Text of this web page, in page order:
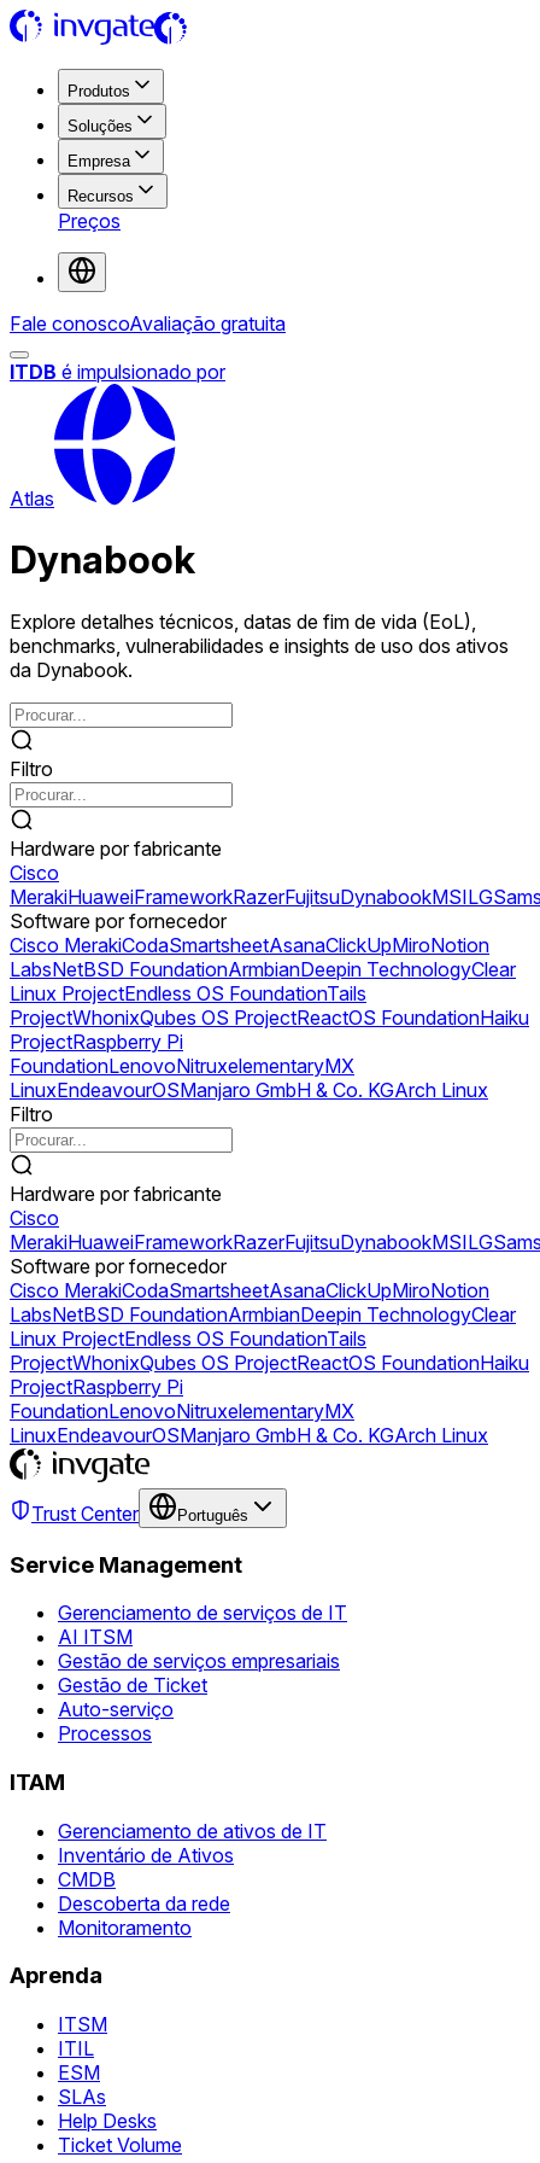
Produtos
Soluções
Empresa
Recursos
Preços
Fale conoscoAvaliação gratuita
ITDB é impulsionado por
Atlas
Dynabook
Explore detalhes técnicos, datas de fim de vida (EoL),
benchmarks, vulnerabilidades e insights de uso dos ativos
da Dynabook.
Filtro
Hardware por fabricante
Cisco
MerakiHuaweiFrameworkRazerFujitsuDynabookMSILG
Software por fornecedor
Cisco MerakiCodaSmartsheetAsanaClickUpMiroNotion
LabsNetBSD FoundationArmbianDeepin TechnologyClear
Linux ProjectEndless OS FoundationTails
ProjectWhonixQubes OS ProjectReactOS FoundationHaiku
ProjectRaspberry Pi
FoundationLenovoNitruxelementaryMX
LinuxEndeavourOSManjaro GmbH & Co. KGArch Linux
Filtro
Hardware por fabricante
Cisco
MerakiHuaweiFrameworkRazerFujitsuDynabookMSILG
Software por fornecedor
Cisco MerakiCodaSmartsheetAsanaClickUpMiroNotion
LabsNetBSD FoundationArmbianDeepin TechnologyClear
Linux ProjectEndless OS FoundationTails
ProjectWhonixQubes OS ProjectReactOS FoundationHaiku
ProjectRaspberry Pi
FoundationLenovoNitruxelementaryMX
LinuxEndeavourOSManjaro GmbH & Co. KGArch Linux
Trust Center Português
Service Management
Gerenciamento de serviços de IT
AI ITSM
Gestão de serviços empresariais
Gestão de Ticket
Auto-serviço
Processos
ITAM
Gerenciamento de ativos de IT
Inventário de Ativos
CMDB
Descoberta da rede
Monitoramento
Aprenda
ITSM
ITIL
ESM
SLAs
Help Desks
Ticket Volume